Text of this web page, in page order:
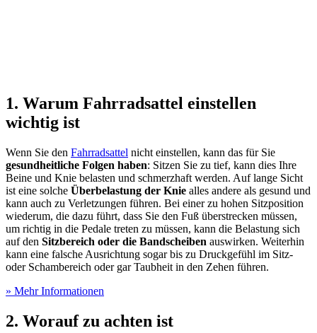
1. Warum Fahrradsattel einstellen
wichtig ist
Wenn Sie den Fahrradsattel nicht einstellen, kann das für Sie
gesundheitliche Folgen haben: Sitzen Sie zu tief, kann dies Ihre
Beine und Knie belasten und schmerzhaft werden. Auf lange Sicht
ist eine solche Überbelastung der Knie alles andere als gesund und
kann auch zu Verletzungen führen. Bei einer zu hohen Sitzposition
wiederum, die dazu führt, dass Sie den Fuß überstrecken müssen,
um richtig in die Pedale treten zu müssen, kann die Belastung sich
auf den Sitzbereich oder die Bandscheiben auswirken. Weiterhin
kann eine falsche Ausrichtung sogar bis zu Druckgefühl im Sitz-
oder Schambereich oder gar Taubheit in den Zehen führen.
» Mehr Informationen
2. Worauf zu achten ist